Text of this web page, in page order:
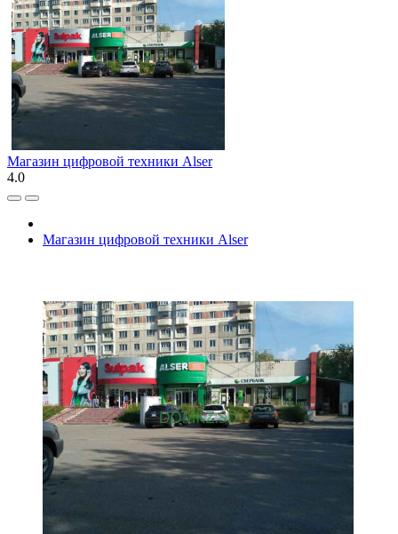
Магазин цифровой техники Alser
4.0
Магазин цифровой техники Alser